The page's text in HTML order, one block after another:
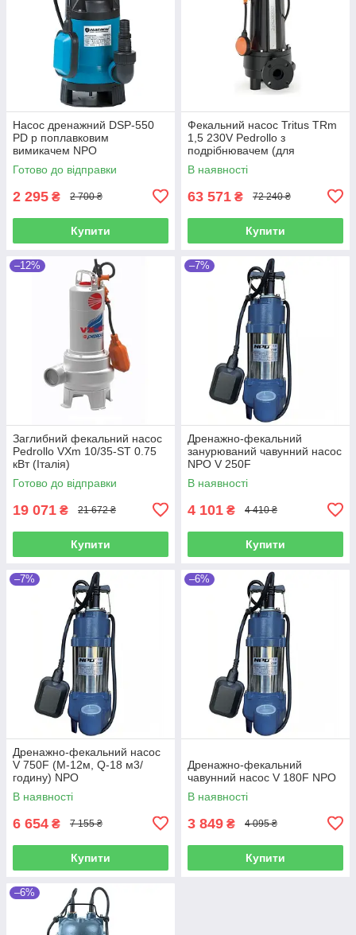
Насос дренажний DSP-550
PD p поплавковим
вимикачем NPO
Готово до відправки
2 295 ₴ 2 700 ₴
Купити
Фекальний насос Tritus TRm
1,5 230V Pedrollo з
подрібнювачем (для
дренажно-фекальних вод)
В наявності
63 571 ₴ 72 240 ₴
Купити
–12%
Заглибний фекальний насос
Pedrollo VXm 10/35-ST 0.75
кВт (Італія)
Готово до відправки
19 071 ₴ 21 672 ₴
Купити
–7%
Дренажно-фекальний
занурюваний чавунний насос
NPO V 250F
В наявності
4 101 ₴ 4 410 ₴
Купити
–7%
Дренажно-фекальний насос
V 750F (М-12м, Q-18 м3/
годину) NPO
В наявності
6 654 ₴ 7 155 ₴
Купити
–6%
Дренажно-фекальний
чавунний насос V 180F NPO
В наявності
3 849 ₴ 4 095 ₴
Купити
–6%